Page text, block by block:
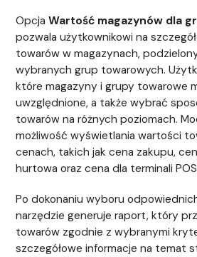
OpcjaWartość magazynów dla
pozwala użytkownikowi na
towarów w magazynach,
wybranych grup towarowych.
które magazyny i grupy towarowe
uwzględnione, a także wybrać
towarów na różnych poziomach.
możliwość wyświetlania wartości
cenach, takich jak cena zakupu,
hurtowa oraz cena dla terminali
Po dokonaniu wyboru
narzędzie generuje raport, który
towarów zgodnie z wybranymi
szczegółowe informacje na temat